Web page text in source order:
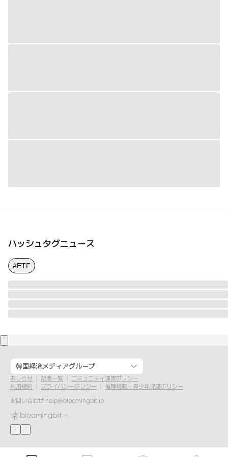
ハッシュタグニュース
#ETF
韓国経済メディアグループ
おしらせ 記者一覧
コミュニティ運営ポリシー
利用規約
プライバシーポリシー
倫理規範・青少年保護ポリシー
お問い合わせ help@bloomingbit.io